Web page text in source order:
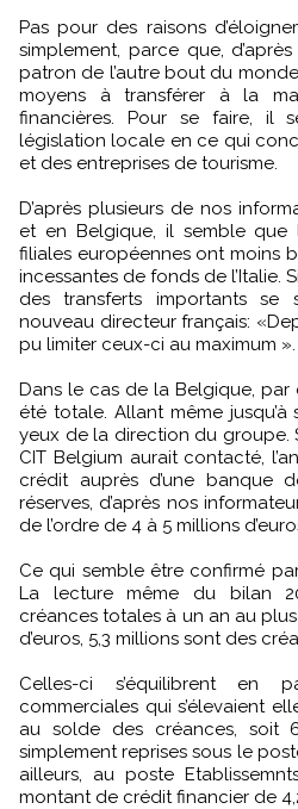
Pas pour des raisons
simplement, parce que,
patron de l’autre bout du
moyens à transférer à la
financières. Pour se faire, il
législation locale en ce qui
et des entreprises de tourisme.
D’après plusieurs de nos
et en Belgique, il semble que
filiales européennes ont moins
incessantes de fonds de l’Italie.
des transferts importants se
nouveau directeur français:
pu limiter ceux-ci au maximum ».
Dans le cas de la Belgique,
été totale. Allant même jusqu’à
yeux de la direction du groupe.
CIT Belgium aurait contacté,
crédit auprès d’une banque
réserves, d’après nos
de l’ordre de 4 à 5 millions
Ce qui semble être confirmé
La lecture même du bilan
créances totales à un an au plus
d’euros, 5,3 millions sont des
Celles-ci s’équilibrent en
commerciales qui s’élevaient
au solde des créances, soit
simplement reprises sous le
ailleurs, au poste
montant de crédit financier de